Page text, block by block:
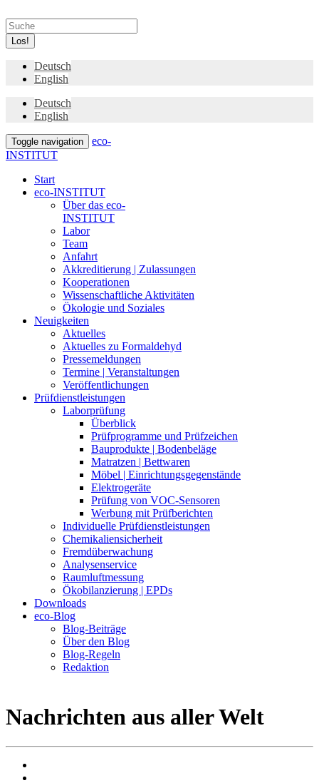
Los!
Deutsch
English
Deutsch
English
Toggle navigation
eco-
INSTITUT
Start
eco-INSTITUT
Über das eco-
INSTITUT
Labor
Team
Anfahrt
Akkreditierung | Zulassungen
Kooperationen
Wissenschaftliche Aktivitäten
Ökologie und Soziales
Neuigkeiten
Aktuelles
Aktuelles zu Formaldehyd
Pressemeldungen
Termine | Veranstaltungen
Veröffentlichungen
Prüfdienstleistungen
Laborprüfung
Überblick
Prüfprogramme und Prüfzeichen
Bauprodukte | Bodenbeläge
Matratzen | Bettwaren
Möbel | Einrichtungsgegenstände
Elektrogeräte
Prüfung von VOC-Sensoren
Werbung mit Prüfberichten
Individuelle Prüfdienstleistungen
Chemikaliensicherheit
Fremdüberwachung
Analysenservice
Raumluftmessung
Ökobilanzierung | EPDs
Downloads
eco-Blog
Blog-Beiträge
Über den Blog
Blog-Regeln
Redaktion
Nachrichten aus aller Welt